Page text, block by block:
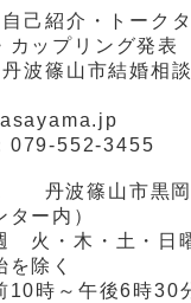
紹介・トークタ
カップリング発表
波篠山市結婚相
079-552-3455
丹波篠山市黒岡
ー内）
火・木・土・
を除く
10時～午後6時30